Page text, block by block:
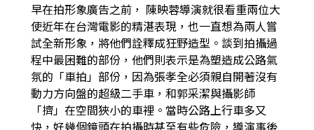
早在拍形象廣告之前， 陳映蓉導演就很看重兩位大
使近年在台灣電影的精湛表現，也一直想為兩人嘗
試全新形象，將他們詮釋成狂野造型。談到拍攝過
程中最困難的部份，他們則表示是為塑造成公路氣
氛的「車拍」部份，因為張孝全必須親自開著沒有
動力方向盤的超級二手車，和郭采潔與攝影師
「擠」在空間狹小的車裡。當時公路上行車多又
快，好幾個鏡頭在拍攝時甚至有些危險，導演事後